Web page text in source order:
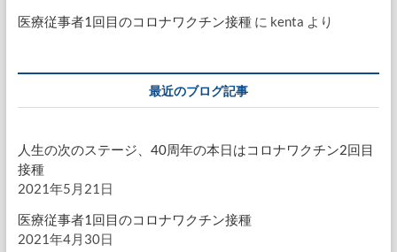
医療従事者1回目のコロナワクチン接種に kenta より
最近のブログ記事
人生の次のステージ、40周年の本日はコロナワクチン2回目
接種
2021年5月21日
医療従事者1回目のコロナワクチン接種
2021年4月30日